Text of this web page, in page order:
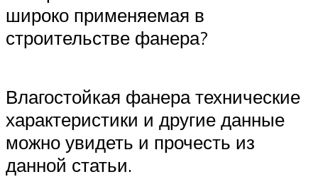
широко применяемая в
строительстве фанера?
Влагостойкая фанера технические
характеристики и другие данные
можно увидеть и прочесть из
данной статьи.